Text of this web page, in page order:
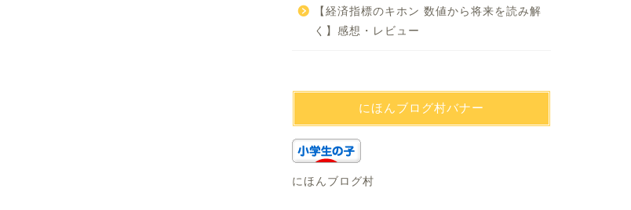
【経済指標のキホン 数値から将来を読み解
く】感想・レビュー
にほんブログ村バナー
にほんブログ村